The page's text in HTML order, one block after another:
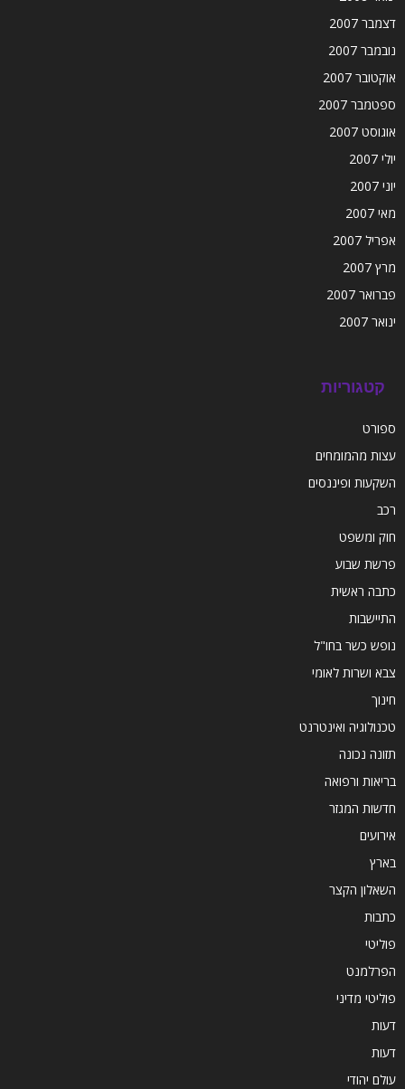
דצמבר 2007
נובמבר 2007
אוקטובר 2007
ספטמבר 2007
אוגוסט 2007
יולי 2007
יוני 2007
מאי 2007
אפריל 2007
מרץ 2007
פברואר 2007
ינואר 2007
קטגוריות
ספורט
עצות מהמומחים
השקעות ופיננסים
רכב
חוק ומשפט
פרשת שבוע
כתבה ראשית
התיישבות
נופש כשר בחו"ל
צבא ושרות לאומי
חינוך
טכנולוגיה ואינטרנט
תזונה נכונה
בריאות ורפואה
חדשות המגזר
אירועים
בארץ
השאלון הקצר
כתבות
פוליטי
הפרלמנט
פוליטי מדיני
דעות
דעות
עולם יהודי